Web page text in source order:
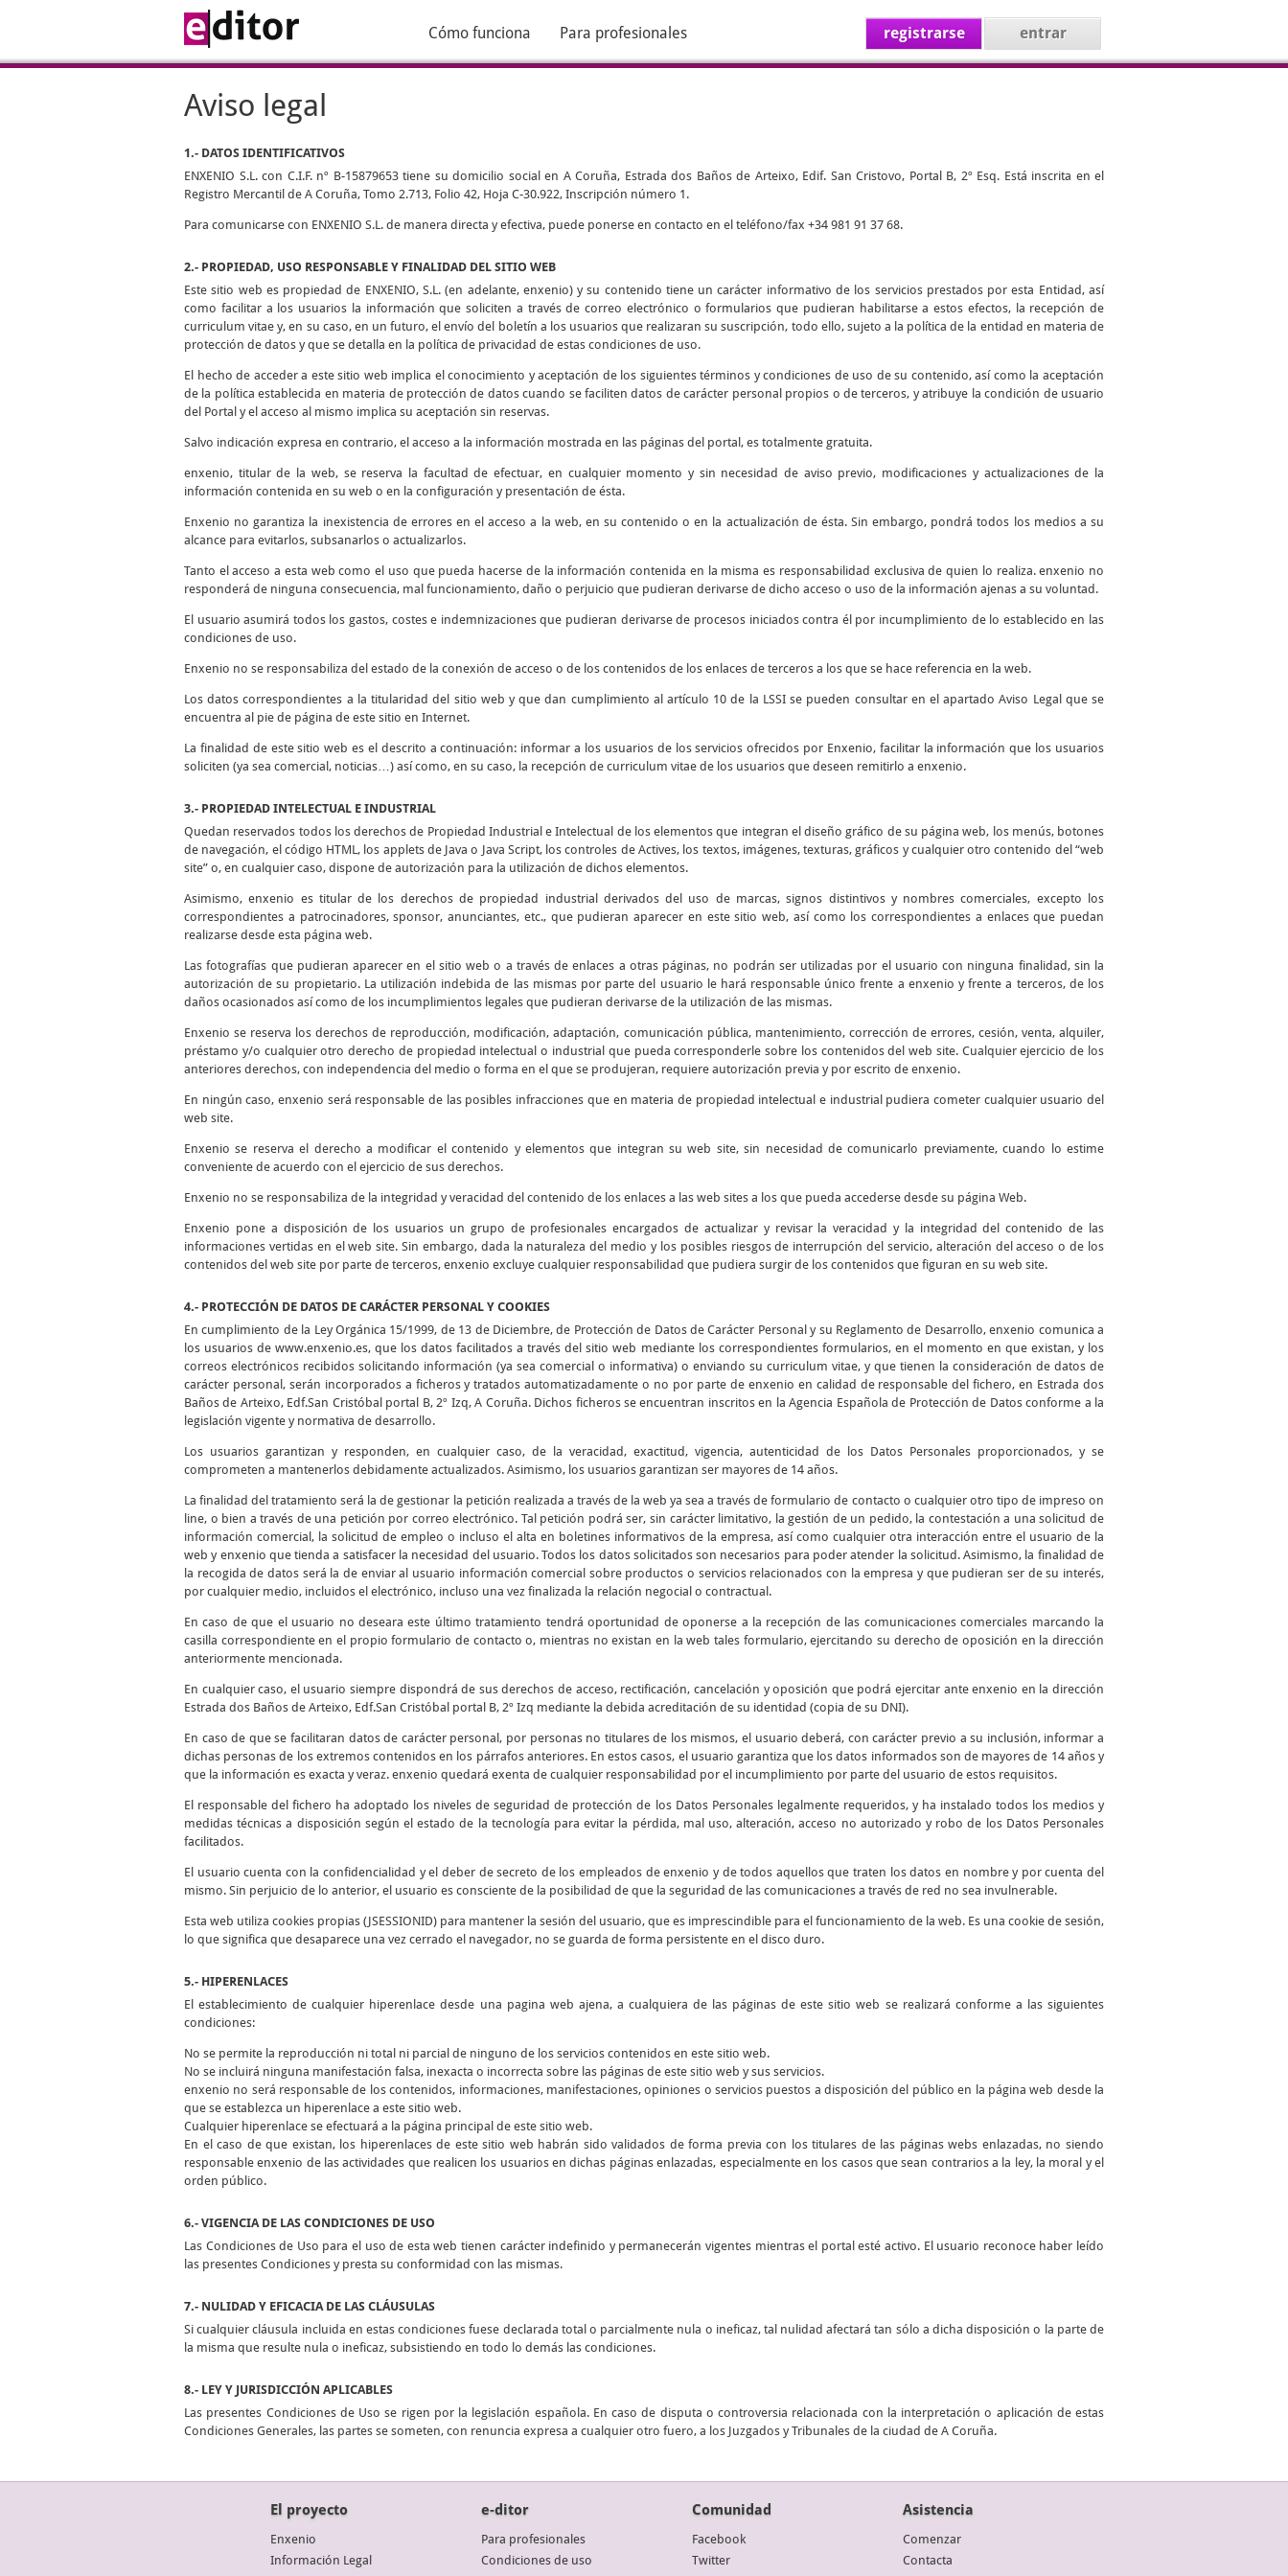
Cómo funciona Para profesionales registrarse entrar
Aviso legal
1.- DATOS IDENTIFICATIVOS
ENXENIO S.L. con C.I.F. nº B-15879653 tiene su domicilio social en A Coruña, Estrada dos Baños de Arteixo, Edif. San Cristovo, Portal B, 2º Esq. Está inscrita en el
Registro Mercantil de A Coruña, Tomo 2.713, Folio 42, Hoja C-30.922, Inscripción número 1.
Para comunicarse con ENXENIO S.L. de manera directa y efectiva, puede ponerse en contacto en el teléfono/fax +34 981 91 37 68.
2.- PROPIEDAD, USO RESPONSABLE Y FINALIDAD DEL SITIO WEB
Este sitio web es propiedad de ENXENIO, S.L. (en adelante, enxenio) y su contenido tiene un carácter informativo de los servicios prestados por esta Entidad, así
como facilitar a los usuarios la información que soliciten a través de correo electrónico o formularios que pudieran habilitarse a estos efectos, la recepción de
curriculum vitae y, en su caso, en un futuro, el envío del boletín a los usuarios que realizaran su suscripción, todo ello, sujeto a la política de la entidad en materia de
protección de datos y que se detalla en la política de privacidad de estas condiciones de uso.
El hecho de acceder a este sitio web implica el conocimiento y aceptación de los siguientes términos y condiciones de uso de su contenido, así como la aceptación
de la política establecida en materia de protección de datos cuando se faciliten datos de carácter personal propios o de terceros, y atribuye la condición de usuario
del Portal y el acceso al mismo implica su aceptación sin reservas.
Salvo indicación expresa en contrario, el acceso a la información mostrada en las páginas del portal, es totalmente gratuita.
enxenio, titular de la web, se reserva la facultad de efectuar, en cualquier momento y sin necesidad de aviso previo, modificaciones y actualizaciones de la
información contenida en su web o en la configuración y presentación de ésta.
Enxenio no garantiza la inexistencia de errores en el acceso a la web, en su contenido o en la actualización de ésta. Sin embargo, pondrá todos los medios a su
alcance para evitarlos, subsanarlos o actualizarlos.
Tanto el acceso a esta web como el uso que pueda hacerse de la información contenida en la misma es responsabilidad exclusiva de quien lo realiza. enxenio no
responderá de ninguna consecuencia, mal funcionamiento, daño o perjuicio que pudieran derivarse de dicho acceso o uso de la información ajenas a su voluntad.
El usuario asumirá todos los gastos, costes e indemnizaciones que pudieran derivarse de procesos iniciados contra él por incumplimiento de lo establecido en las
condiciones de uso.
Enxenio no se responsabiliza del estado de la conexión de acceso o de los contenidos de los enlaces de terceros a los que se hace referencia en la web.
Los datos correspondientes a la titularidad del sitio web y que dan cumplimiento al artículo 10 de la LSSI se pueden consultar en el apartado Aviso Legal que se
encuentra al pie de página de este sitio en Internet.
La finalidad de este sitio web es el descrito a continuación: informar a los usuarios de los servicios ofrecidos por Enxenio, facilitar la información que los usuarios
soliciten (ya sea comercial, noticias…) así como, en su caso, la recepción de curriculum vitae de los usuarios que deseen remitirlo a enxenio.
3.- PROPIEDAD INTELECTUAL E INDUSTRIAL
Quedan reservados todos los derechos de Propiedad Industrial e Intelectual de los elementos que integran el diseño gráfico de su página web, los menús, botones
de navegación, el código HTML, los applets de Java o Java Script, los controles de Actives, los textos, imágenes, texturas, gráficos y cualquier otro contenido del “web
site” o, en cualquier caso, dispone de autorización para la utilización de dichos elementos.
Asimismo, enxenio es titular de los derechos de propiedad industrial derivados del uso de marcas, signos distintivos y nombres comerciales, excepto los
correspondientes a patrocinadores, sponsor, anunciantes, etc., que pudieran aparecer en este sitio web, así como los correspondientes a enlaces que puedan
realizarse desde esta página web.
Las fotografías que pudieran aparecer en el sitio web o a través de enlaces a otras páginas, no podrán ser utilizadas por el usuario con ninguna finalidad, sin la
autorización de su propietario. La utilización indebida de las mismas por parte del usuario le hará responsable único frente a enxenio y frente a terceros, de los
daños ocasionados así como de los incumplimientos legales que pudieran derivarse de la utilización de las mismas.
Enxenio se reserva los derechos de reproducción, modificación, adaptación, comunicación pública, mantenimiento, corrección de errores, cesión, venta, alquiler,
préstamo y/o cualquier otro derecho de propiedad intelectual o industrial que pueda corresponderle sobre los contenidos del web site. Cualquier ejercicio de los
anteriores derechos, con independencia del medio o forma en el que se produjeran, requiere autorización previa y por escrito de enxenio.
En ningún caso, enxenio será responsable de las posibles infracciones que en materia de propiedad intelectual e industrial pudiera cometer cualquier usuario del
web site.
Enxenio se reserva el derecho a modificar el contenido y elementos que integran su web site, sin necesidad de comunicarlo previamente, cuando lo estime
conveniente de acuerdo con el ejercicio de sus derechos.
Enxenio no se responsabiliza de la integridad y veracidad del contenido de los enlaces a las web sites a los que pueda accederse desde su página Web.
Enxenio pone a disposición de los usuarios un grupo de profesionales encargados de actualizar y revisar la veracidad y la integridad del contenido de las
informaciones vertidas en el web site. Sin embargo, dada la naturaleza del medio y los posibles riesgos de interrupción del servicio, alteración del acceso o de los
contenidos del web site por parte de terceros, enxenio excluye cualquier responsabilidad que pudiera surgir de los contenidos que figuran en su web site.
4.- PROTECCIÓN DE DATOS DE CARÁCTER PERSONAL Y COOKIES
En cumplimiento de la Ley Orgánica 15/1999, de 13 de Diciembre, de Protección de Datos de Carácter Personal y su Reglamento de Desarrollo, enxenio comunica a
los usuarios de www.enxenio.es, que los datos facilitados a través del sitio web mediante los correspondientes formularios, en el momento en que existan, y los
correos electrónicos recibidos solicitando información (ya sea comercial o informativa) o enviando su curriculum vitae, y que tienen la consideración de datos de
carácter personal, serán incorporados a ficheros y tratados automatizadamente o no por parte de enxenio en calidad de responsable del fichero, en Estrada dos
Baños de Arteixo, Edf.San Cristóbal portal B, 2º Izq, A Coruña. Dichos ficheros se encuentran inscritos en la Agencia Española de Protección de Datos conforme a la
legislación vigente y normativa de desarrollo.
Los usuarios garantizan y responden, en cualquier caso, de la veracidad, exactitud, vigencia, autenticidad de los Datos Personales proporcionados, y se
comprometen a mantenerlos debidamente actualizados. Asimismo, los usuarios garantizan ser mayores de 14 años.
La finalidad del tratamiento será la de gestionar la petición realizada a través de la web ya sea a través de formulario de contacto o cualquier otro tipo de impreso on
line, o bien a través de una petición por correo electrónico. Tal petición podrá ser, sin carácter limitativo, la gestión de un pedido, la contestación a una solicitud de
información comercial, la solicitud de empleo o incluso el alta en boletines informativos de la empresa, así como cualquier otra interacción entre el usuario de la
web y enxenio que tienda a satisfacer la necesidad del usuario. Todos los datos solicitados son necesarios para poder atender la solicitud. Asimismo, la finalidad de
la recogida de datos será la de enviar al usuario información comercial sobre productos o servicios relacionados con la empresa y que pudieran ser de su interés,
por cualquier medio, incluidos el electrónico, incluso una vez finalizada la relación negocial o contractual.
En caso de que el usuario no deseara este último tratamiento tendrá oportunidad de oponerse a la recepción de las comunicaciones comerciales marcando la
casilla correspondiente en el propio formulario de contacto o, mientras no existan en la web tales formulario, ejercitando su derecho de oposición en la dirección
anteriormente mencionada.
En cualquier caso, el usuario siempre dispondrá de sus derechos de acceso, rectificación, cancelación y oposición que podrá ejercitar ante enxenio en la dirección
Estrada dos Baños de Arteixo, Edf.San Cristóbal portal B, 2º Izq mediante la debida acreditación de su identidad (copia de su DNI).
En caso de que se facilitaran datos de carácter personal, por personas no titulares de los mismos, el usuario deberá, con carácter previo a su inclusión, informar a
dichas personas de los extremos contenidos en los párrafos anteriores. En estos casos, el usuario garantiza que los datos informados son de mayores de 14 años y
que la información es exacta y veraz. enxenio quedará exenta de cualquier responsabilidad por el incumplimiento por parte del usuario de estos requisitos.
El responsable del fichero ha adoptado los niveles de seguridad de protección de los Datos Personales legalmente requeridos, y ha instalado todos los medios y
medidas técnicas a disposición según el estado de la tecnología para evitar la pérdida, mal uso, alteración, acceso no autorizado y robo de los Datos Personales
facilitados.
El usuario cuenta con la confidencialidad y el deber de secreto de los empleados de enxenio y de todos aquellos que traten los datos en nombre y por cuenta del
mismo. Sin perjuicio de lo anterior, el usuario es consciente de la posibilidad de que la seguridad de las comunicaciones a través de red no sea invulnerable.
Esta web utiliza cookies propias (JSESSIONID) para mantener la sesión del usuario, que es imprescindible para el funcionamiento de la web. Es una cookie de sesión,
lo que significa que desaparece una vez cerrado el navegador, no se guarda de forma persistente en el disco duro.
5.- HIPERENLACES
El establecimiento de cualquier hiperenlace desde una pagina web ajena, a cualquiera de las páginas de este sitio web se realizará conforme a las siguientes
condiciones:
No se permite la reproducción ni total ni parcial de ninguno de los servicios contenidos en este sitio web.
No se incluirá ninguna manifestación falsa, inexacta o incorrecta sobre las páginas de este sitio web y sus servicios.
enxenio no será responsable de los contenidos, informaciones, manifestaciones, opiniones o servicios puestos a disposición del público en la página web desde la
que se establezca un hiperenlace a este sitio web.
Cualquier hiperenlace se efectuará a la página principal de este sitio web.
En el caso de que existan, los hiperenlaces de este sitio web habrán sido validados de forma previa con los titulares de las páginas webs enlazadas, no siendo
responsable enxenio de las actividades que realicen los usuarios en dichas páginas enlazadas, especialmente en los casos que sean contrarios a la ley, la moral y el
orden público.
6.- VIGENCIA DE LAS CONDICIONES DE USO
Las Condiciones de Uso para el uso de esta web tienen carácter indefinido y permanecerán vigentes mientras el portal esté activo. El usuario reconoce haber leído
las presentes Condiciones y presta su conformidad con las mismas.
7.- NULIDAD Y EFICACIA DE LAS CLÁUSULAS
Si cualquier cláusula incluida en estas condiciones fuese declarada total o parcialmente nula o ineficaz, tal nulidad afectará tan sólo a dicha disposición o la parte de
la misma que resulte nula o ineficaz, subsistiendo en todo lo demás las condiciones.
8.- LEY Y JURISDICCIÓN APLICABLES
Las presentes Condiciones de Uso se rigen por la legislación española. En caso de disputa o controversia relacionada con la interpretación o aplicación de estas
Condiciones Generales, las partes se someten, con renuncia expresa a cualquier otro fuero, a los Juzgados y Tribunales de la ciudad de A Coruña.
El proyecto
Enxenio
Información Legal
e-ditor
Para profesionales
Condiciones de uso
Comunidad
Facebook
Twitter
Asistencia
Comenzar
Contacta